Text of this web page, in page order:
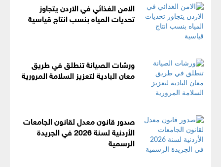
الامن الغذائي في الاردن يتجاوز
تحديات المياه بنسب انتاج قياسية
ورشات الصيانة تنطلق في طريق
معان البادية لتعزيز السلامة المرورية
صدور قانون معدل لقانون الجامعات
الأردنية لسنة 2026 في الجريدة
الرسمية